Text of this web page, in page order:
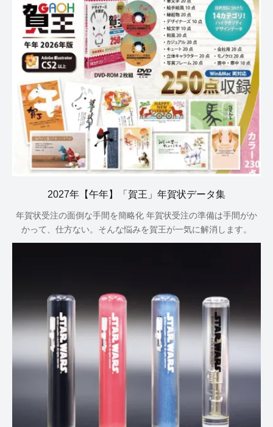
2027年【午年】「賀王」年賀状データ集
年賀状受注の面倒な手間を簡略化 年賀状受注の準備は手間がか
かって、仕方ない。そんな悩みを賀王が一気に解消します。